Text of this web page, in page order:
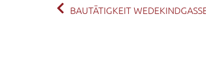
BAUTÄTIGKEIT